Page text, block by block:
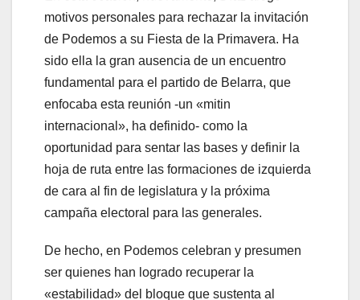
motivos personales para rechazar la invitación
de Podemos a su Fiesta de la Primavera. Ha
sido ella la gran ausencia de un encuentro
fundamental para el partido de Belarra, que
enfocaba esta reunión -un «mitin
internacional», ha definido- como la
oportunidad para sentar las bases y definir la
hoja de ruta entre las formaciones de izquierda
de cara al fin de legislatura y la próxima
campaña electoral para las generales.
De hecho, en Podemos celebran y presumen
ser quienes han logrado recuperar la
«estabilidad» del bloque que sustenta al